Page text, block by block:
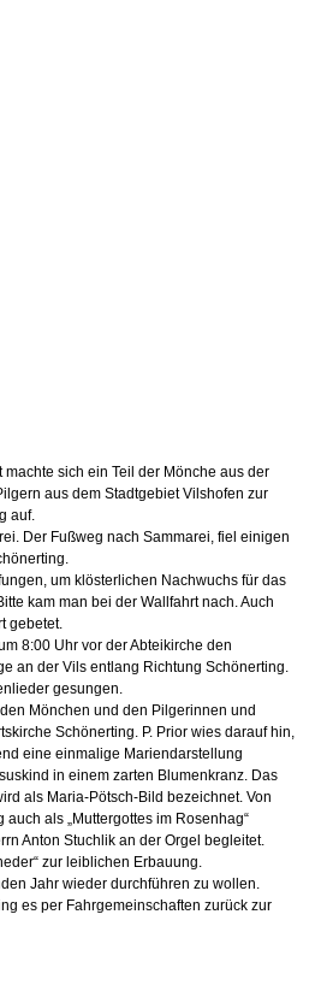
machte sich ein Teil der Mönche aus der
aus dem Stadtgebiet Vilshofen zur
auf.
Der Fußweg nach Sammarei, fiel einigen
um klösterlichen Nachwuchs für das
kam man bei der Wallfahrt nach. Auch
gebetet.
8:00 Uhr vor der Abteikirche den
an der Vils entlang Richtung Schönerting.
gesungen.
Mönchen und den Pilgerinnen und
Schönerting. P. Prior wies darauf hin,
eine einmalige Mariendarstellung
in einem zarten Blumenkranz. Das
als Maria-Pötsch-Bild bezeichnet. Von
als „Muttergottes im Rosenhag“
Anton Stuchlik an der Orgel begleitet.
zur leiblichen Erbauung.
Jahr wieder durchführen zu wollen.
es per Fahrgemeinschaften zurück zur